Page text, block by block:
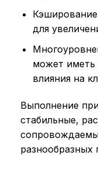
для
может иметь
влияния на
Выполнение
стабильные,
разнообразных